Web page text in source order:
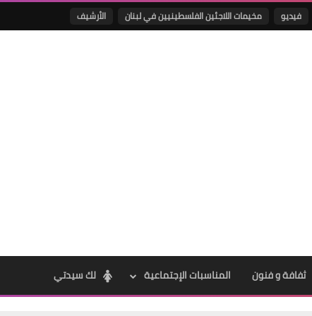
فيديو مخيمات اللاجئين الفلسطينيين في لبنان الأرشيف
ثفافة و فنون المناسبات الإجتماعية لك سيدتي